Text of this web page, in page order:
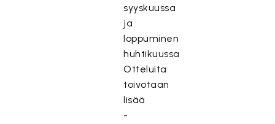
syyskuussa
ja
loppuminen
huhtikuussa
Otteluita
toivotaan
lisää
-